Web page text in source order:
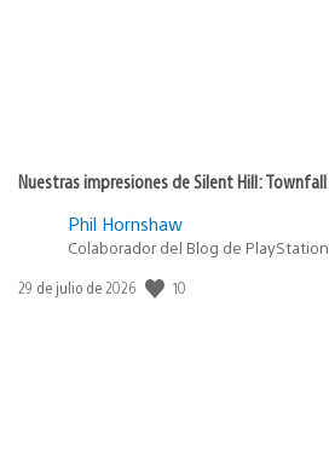
Nuestras impresiones de Silent Hill: Townfall
Phil Hornshaw
Colaborador del Blog de PlayStation
Fecha
29 de julio de 2026 10